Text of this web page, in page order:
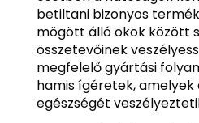
betiltani bizonyos
mögött álló okok között
összetevőinek
megfelelő gyártási
hamis ígéretek, amelyek
egészségét